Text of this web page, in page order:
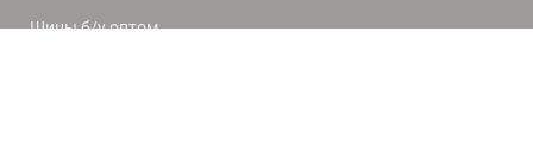
Шины б/у оптом